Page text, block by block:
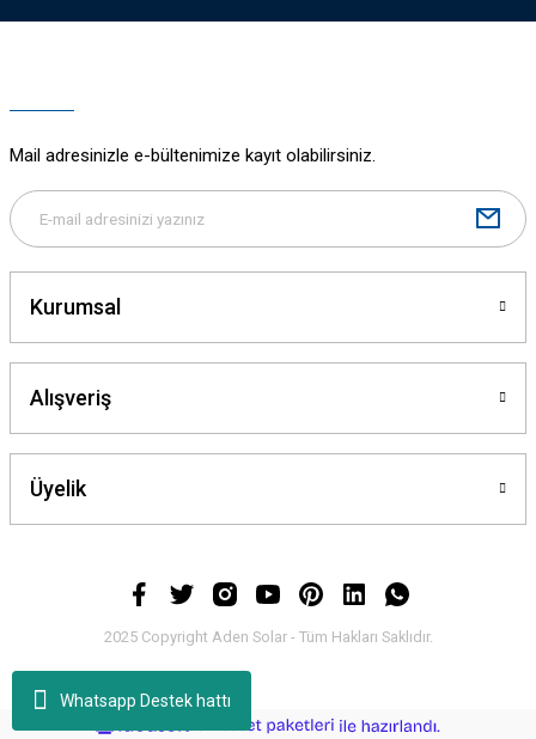
Whatsapp Destek hattı
Mail adresinizle e-bültenimize kayıt olabilirsiniz.
Kurumsal
Alışveriş
Üyelik
2025 Copyright Aden Solar - Tüm Hakları Saklıdır.
e-